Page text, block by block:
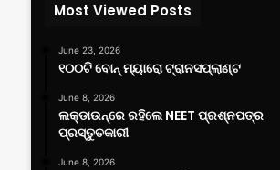
Most Viewed Posts
June 23, 2026
୧୦୦ଟି ବୋନ୍ ମ୍ୟାରୋ ଟ୍ରାନସପ୍ଲାଣ୍ଟ
June 8, 2026
ଲକ୍‌ଡାଉନ୍‌ରେ ରହିଲେ NEET ପ୍ରଶ୍ନପତ୍ର
ପ୍ରସ୍ତୁତକାରୀ
June 8, 2026